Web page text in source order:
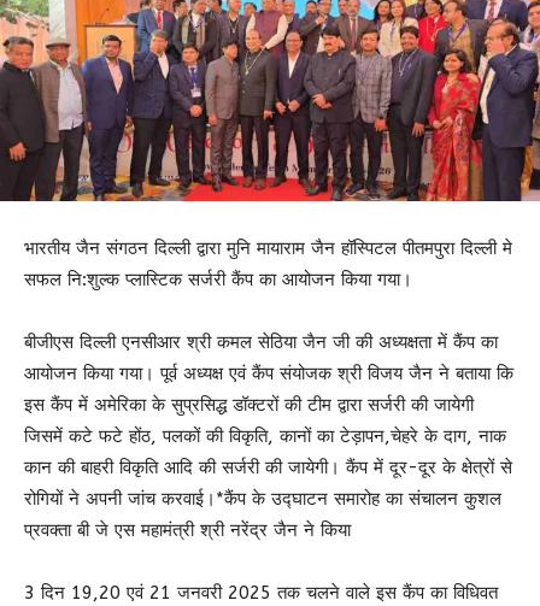
भारतीय जैन संगठन दिल्ली द्वारा मुनि मायाराम जैन हॉस्पिटल पीतमपुरा दिल्ली मे
सफल नि:शुल्क प्लास्टिक सर्जरी कैंप का आयोजन किया गया।
बीजीएस दिल्ली एनसीआर श्री कमल सेठिया जैन जी की अध्यक्षता में कैंप का
आयोजन किया गया। पूर्व अध्यक्ष एवं कैंप संयोजक श्री विजय जैन ने बताया कि
इस कैंप में अमेरिका के सुप्रसिद्ध डॉक्टरों की टीम द्वारा सर्जरी की जायेगी
जिसमें कटे फटे होंठ, पलकों की विकृति, कानों का टेड़ापन,चेहरे के दाग, नाक
कान की बाहरी विकृति आदि की सर्जरी की जायेगी। कैंप में दूर-दूर के क्षेत्रों से
रोगियों ने अपनी जांच करवाई।*कैंप के उद्घाटन समारोह का संचालन कुशल
प्रवक्ता बी जे एस महामंत्री श्री नरेंद्र जैन ने किया
3 दिन 19,20 एवं 21 जनवरी 2025 तक चलने वाले इस कैंप का विधिवत